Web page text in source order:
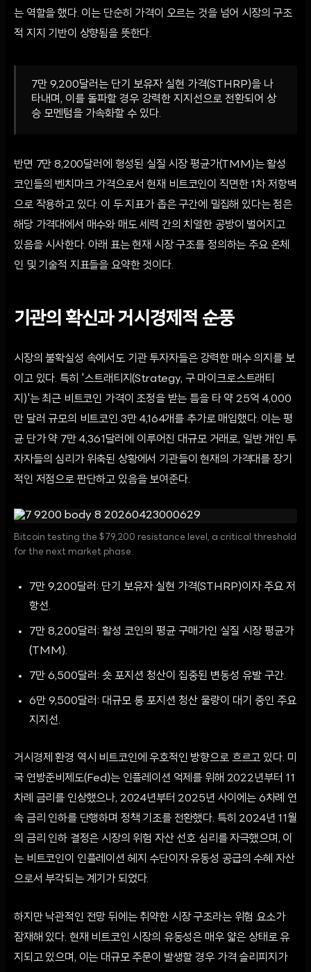
는 역할을 했다. 이는 단순히 가격이 오르는 것을 넘어 시장의 구조
적 지지 기반이 상향됨을 뜻한다.
7만 9,200달러는 단기 보유자 실현 가격(STHRP)을 나
타내며, 이를 돌파할 경우 강력한 지지선으로 전환되어 상
승 모멘텀을 가속화할 수 있다.
반면 7만 8,200달러에 형성된 실질 시장 평균가(TMM)는 활성
코인들의 벤치마크 가격으로서 현재 비트코인이 직면한 1차 저항벽
으로 작용하고 있다. 이 두 지표가 좁은 구간에 밀집해 있다는 점은
해당 가격대에서 매수와 매도 세력 간의 치열한 공방이 벌어지고
있음을 시사한다. 아래 표는 현재 시장 구조를 정의하는 주요 온체
인 및 기술적 지표들을 요약한 것이다.
기관의 확신과 거시경제적 순풍
시장의 불확실성 속에서도 기관 투자자들은 강력한 매수 의지를 보
이고 있다. 특히 '스트래티지(Strategy, 구 마이크로스트래티
지)'는 최근 비트코인 가격이 조정을 받는 틈을 타 약 25억 4,000
만 달러 규모의 비트코인 3만 4,164개를 추가로 매입했다. 이는 평
균 단가 약 7만 4,361달러에 이루어진 대규모 거래로, 일반 개인 투
자자들의 심리가 위축된 상황에서 기관들이 현재의 가격대를 장기
적인 저점으로 판단하고 있음을 보여준다.
Bitcoin testing the $79,200 resistance level, a critical threshold
for the next market phase.
7만 9,200달러: 단기 보유자 실현 가격(STHRP)이자 주요 저
항선.
7만 8,200달러: 활성 코인의 평균 구매가인 실질 시장 평균가
(TMM).
7만 6,500달러: 숏 포지션 청산이 집중된 변동성 유발 구간.
6만 9,500달러: 대규모 롱 포지션 청산 물량이 대기 중인 주요
지지선.
거시경제 환경 역시 비트코인에 우호적인 방향으로 흐르고 있다. 미
국 연방준비제도(Fed)는 인플레이션 억제를 위해 2022년부터 11
차례 금리를 인상했으나, 2024년부터 2025년 사이에는 6차례 연
속 금리 인하를 단행하며 정책 기조를 전환했다. 특히 2024년 11월
의 금리 인하 결정은 시장의 위험 자산 선호 심리를 자극했으며, 이
는 비트코인이 인플레이션 헤지 수단이자 유동성 공급의 수혜 자산
으로서 부각되는 계기가 되었다.
하지만 낙관적인 전망 뒤에는 취약한 시장 구조라는 위험 요소가
잠재해 있다. 현재 비트코인 시장의 유동성은 매우 얇은 상태로 유
지되고 있으며, 이는 대규모 주문이 발생할 경우 가격 슬리피지가